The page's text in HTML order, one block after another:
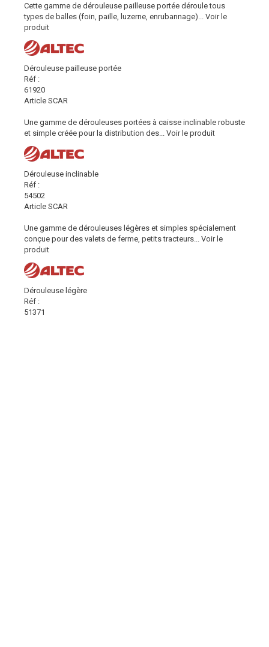
Cette gamme de dérouleuse pailleuse portée déroule tous
types de balles (foin, paille, luzerne, enrubannage)...
Voir le
produit
Dérouleuse pailleuse portée
Réf :
61920
Article SCAR
Une gamme de dérouleuses portées à caisse inclinable robuste
et simple créée pour la distribution des...
Voir le produit
Dérouleuse inclinable
Réf :
54502
Article SCAR
Une gamme de dérouleuses légères et simples spécialement
conçue pour des valets de ferme, petits tracteurs...
Voir le
produit
Dérouleuse légère
Réf :
51371